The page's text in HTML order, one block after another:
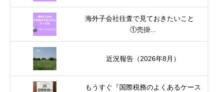
海外子会社往査で見ておきたいこと
①売掛...
近況報告（2026年8月）
もうすぐ『国際税務のよくあるケース